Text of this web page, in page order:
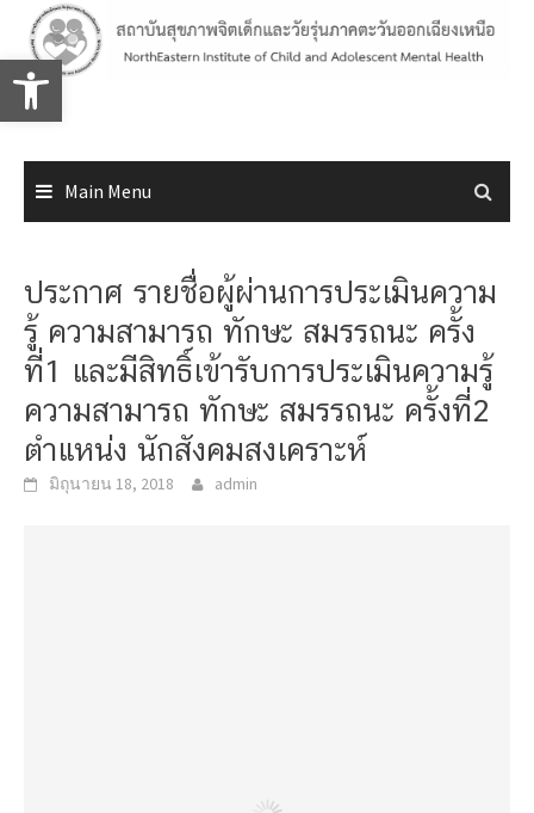
Open toolbar
content
Main Menu
ประกาศ รายชื่อผู้ผ่านการประเมินความ
รู้ ความสามารถ ทักษะ สมรรถนะ ครั้ง
ที่1 และมีสิทธิ์เข้ารับการประเมินความรู้
ความสามารถ ทักษะ สมรรถนะ ครั้งที่2
ตำแหน่ง นักสังคมสงเคราะห์
มิถุนายน 18, 2018 admin